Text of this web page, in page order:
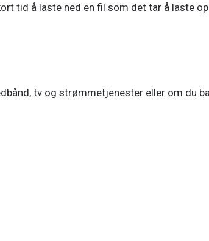
tid å laste ned en fil som det tar å laste
tv og strømmetjenester eller om du